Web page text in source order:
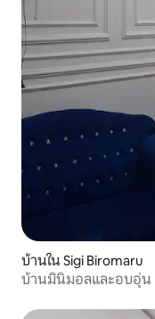
บ้านใน Sigi Biromaru
บ้านมินิมอลและอบอุ่น